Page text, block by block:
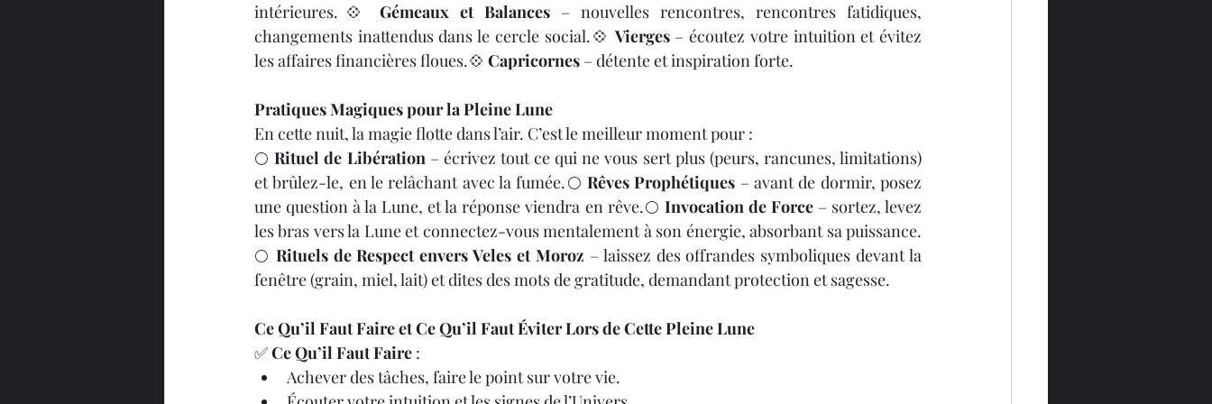
intérieures.💠 Gémeaux et Balances – nouvelles rencontres, rencontres fatidiques,
changements inattendus dans le cercle social.💠 Vierges – écoutez votre intuition et évitez
les affaires financières floues.💠 Capricornes – détente et inspiration forte.
Pratiques Magiques pour la Pleine Lune
En cette nuit, la magie flotte dans l’air. C’est le meilleur moment pour :
🌕 Rituel de Libération – écrivez tout ce qui ne vous sert plus (peurs, rancunes, limitations)
et brûlez-le, en le relâchant avec la fumée.🌕 Rêves Prophétiques – avant de dormir, posez
une question à la Lune, et la réponse viendra en rêve.🌕 Invocation de Force – sortez, levez
les bras vers la Lune et connectez-vous mentalement à son énergie, absorbant sa puissance.
🌕 Rituels de Respect envers Veles et Moroz – laissez des offrandes symboliques devant la
fenêtre (grain, miel, lait) et dites des mots de gratitude, demandant protection et sagesse.
Ce Qu’il Faut Faire et Ce Qu’il Faut Éviter Lors de Cette Pleine Lune
✅ Ce Qu’il Faut Faire :
Achever des tâches, faire le point sur votre vie.